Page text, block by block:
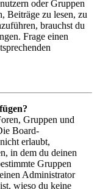
oder Gruppen
Beiträge zu lesen, zu
brauchst du
Frage einen
Gruppen und
Board-
erlaubt,
in dem du deinen
Gruppen
Administrator
wieso du keine